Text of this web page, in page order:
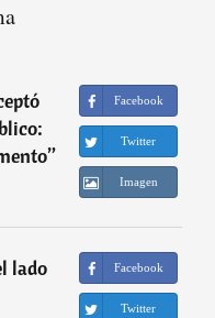
”
Facebook
Twitter
Imagen
lado
Facebook
Twitter